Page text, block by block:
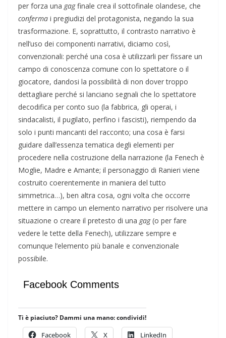
per forza una gagfinale crea il sottofinale olandese, che
conferma i pregiudizi del protagonista, negando la sua
trasformazione. E, soprattutto, il contrasto narrativo è
nell’uso dei componenti narrativi, diciamo così,
convenzionali: perché una cosa è utilizzarli per fissare un
campo di conoscenza comune con lo spettatore o il
giocatore, dandosi la possibilità di non dover troppo
dettagliare perché si lanciano segnali che lo spettatore
decodifica per conto suo (la fabbrica, gli operai, i
sindacalisti, il pugilato, perfino i fascisti), riempendo da
solo i punti mancanti del racconto; una cosa è farsi
guidare dall’essenza tematica degli elementi per
procedere nella costruzione della narrazione (la Fenech è
Moglie, Madre e Amante; il personaggio di Ranieri viene
costruito coerentemente in maniera del tutto
simmetrica…), ben altra cosa, ogni volta che occorre
mettere in campo un elemento narrativo per risolvere una
situazione o creare il pretesto di una gag(o per fare
vedere le tette della Fenech), utilizzare sempre e
comunque l’elemento più banale e convenzionale
possibile.
Facebook Comments
Ti è piaciuto? Dammi una mano: condividi!
Facebook X LinkedIn